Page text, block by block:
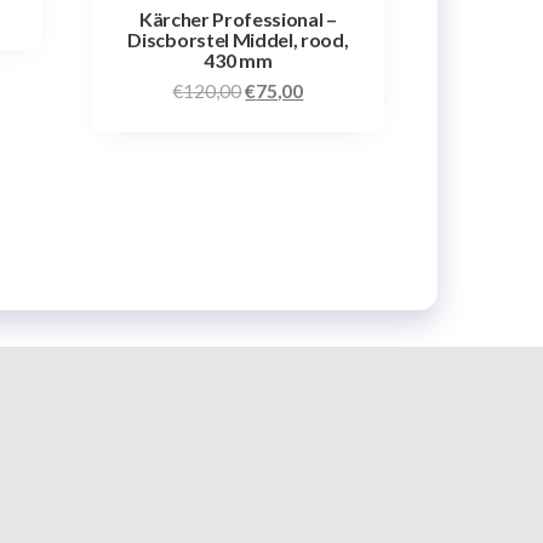
Kärcher Professional –
Discborstel Middel, rood,
430 mm
€120,00€75,00